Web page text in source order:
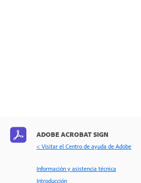
ADOBE ACROBAT SIGN
< Visitar el Centro de ayuda de Adobe
Información y asistencia técnica
Introducción